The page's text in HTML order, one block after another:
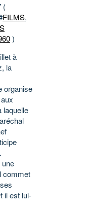
(
FILMS,
)
à
la
organise
laquelle
commet
il est lui-